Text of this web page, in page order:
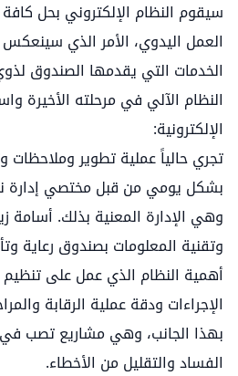
سيقوم النظام الإلكتروني بحل
العمل اليدوي، الأمر الذي
الخدمات التي يقدمها الصندوق
النظام الآلي في مرحلته الأخيرة
الإلكترونية:
تجري حالياً عملية تطوير وملاحظات
بشكل يومي من قبل مختصي إدارة
وهي الإدارة المعنية بذلك. أسامة
وتقنية المعلومات بصندوق رعاية
أهمية النظام الذي عمل على
الإجراءات ودقة عملية الرقابة
بهذا الجانب، وهي مشاريع تصب
الفساد والتقليل من الأخطاء.